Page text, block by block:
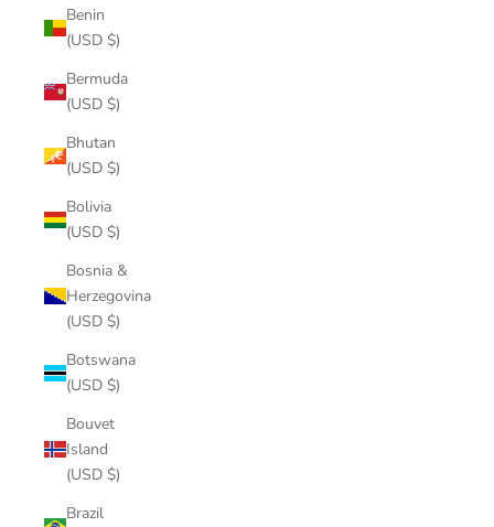
Benin
(USD $)
Bermuda
(USD $)
Bhutan
(USD $)
Bolivia
(USD $)
Bosnia &
Herzegovina
(USD $)
Botswana
(USD $)
Bouvet
Island
(USD $)
Brazil